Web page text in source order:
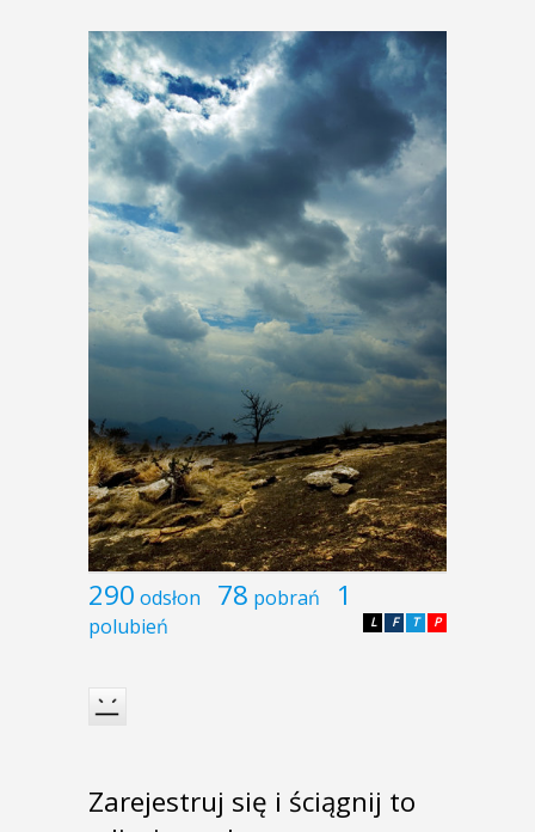
290 odsłon 78 pobrań 1
polubień P
T
F
L
Zarejestruj się i ściągnij to